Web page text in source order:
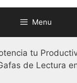
Menu
tu
de Lectura